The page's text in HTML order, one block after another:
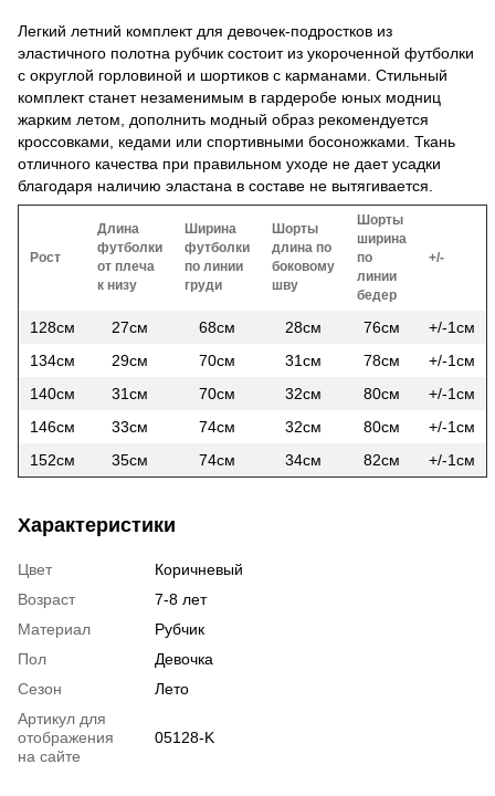
Легкий летний комплект для девочек-подростков из
эластичного полотна рубчик состоит из укороченной футболки
с округлой горловиной и шортиков с карманами. Стильный
комплект станет незаменимым в гардеробе юных модниц
жарким летом, дополнить модный образ рекомендуется
кроссовками, кедами или спортивными босоножками. Ткань
отличного качества при правильном уходе не дает усадки
благодаря наличию эластана в составе не вытягивается.
Рост
Длина
футболки
от плеча
к низу
Ширина
футболки
по линии
груди
Шорты
длина по
боковому
шву
Шорты
ширина
по
линии
бедер
+/-
128см 27см 68см 28см 76см
+/-1см
134см
29см 70см 31см 78см
+/-1см
140см
31см 70см 32см 80см
+/-1см
146см
33см 74см 32см 80см
+/-1см
152см
35см 74см 34см 82см +/-1см
Характеристики
Цвет
Коричневый
Возраст
7-8 лет
Материал
Рубчик
Пол
Девочка
Сезон
Лето
Артикул для
отображения
на сайте
05128-K